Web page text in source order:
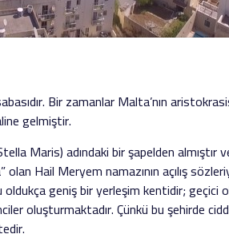
Bir zamanlar Malta’nın
gelmiştir.
Maris) adındaki bir şapelden
Hail Meryem namazının açılış
geniş bir yerleşim kentidir; geçici
oluşturmaktadır. Çünkü bu şehirde